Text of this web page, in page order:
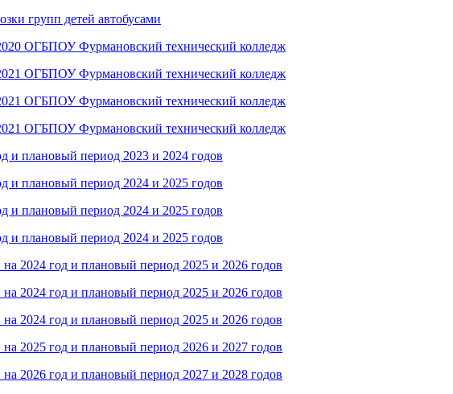
групп детей автобусами
ОГБПОУ Фурмановский технический колледж
ОГБПОУ Фурмановский технический колледж
ОГБПОУ Фурмановский технический колледж
ОГБПОУ Фурмановский технический колледж
и плановый период 2023 и 2024 годов
и плановый период 2024 и 2025 годов
и плановый период 2024 и 2025 годов
и плановый период 2024 и 2025 годов
год и плановый период 2025 и 2026 годов
год и плановый период 2025 и 2026 годов
год и плановый период 2025 и 2026 годов
год и плановый период 2026 и 2027 годов
год и плановый период 2027 и 2028 годов